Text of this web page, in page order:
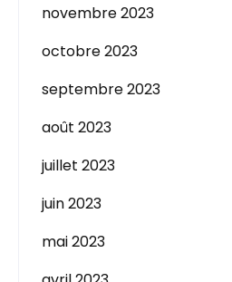
novembre 2023
octobre 2023
septembre 2023
août 2023
juillet 2023
juin 2023
mai 2023